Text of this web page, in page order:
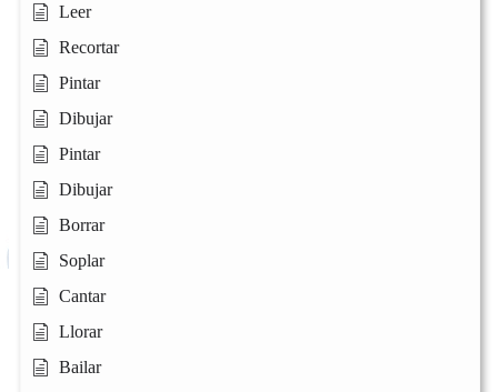
Leer
Recortar
Pintar
Dibujar
Pintar
Dibujar
Borrar
Soplar
Cantar
Llorar
Bailar